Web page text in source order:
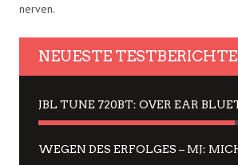
nerven.
NEUESTE TESTBERICHTE